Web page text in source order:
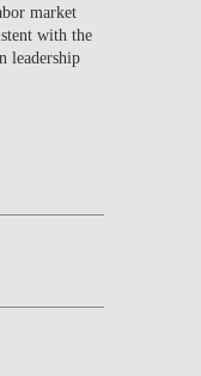
market
with the
leadership